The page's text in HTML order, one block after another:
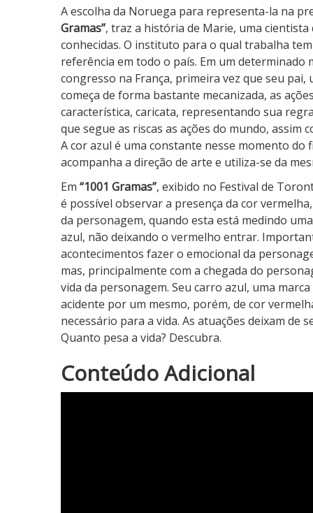
1
0
0
1
G
r
a
m
a
s
A escolha da Noruega para representa-la na
Gramas”, traz a história de Marie, uma cientista
conhecidas. O instituto para o qual trabalha
referência em todo o país. Em um
congresso na França, primeira vez que seu
começa de forma bastante mecanizada, as
característica, caricata, representando sua
que segue as riscas as ações do mundo, assim
A cor azul é uma constante nesse momento
acompanha a direção de arte e utiliza-se da
Em “1001 Gramas”, exibido no Festival de
é possível observar a presença da cor
da personagem, quando esta está medindo
azul, não deixando o vermelho entrar.
acontecimentos fazer o emocional da
mas, principalmente com a chegada do
vida da personagem. Seu carro azul, uma
acidente por um mesmo, porém, de cor
necessário para a vida. As atuações deixam
Quanto pesa a vida? Descubra.
N
o
Conteúdo Adicional